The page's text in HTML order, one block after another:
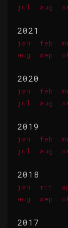
jul
aug
2021
jan feb
aug
sep
2020
jan feb
jul
aug
2019
jan feb
jul
aug
2018
jan mrt
aug
sep
2017